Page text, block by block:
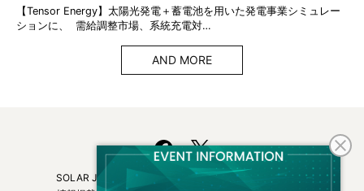
【Tensor Energy】太陽光発電＋蓄電池を用いた発電事業シミュレー
ションに、 需給調整市場、系統充電対…
AND MORE
SOLAR JOURNALについて
フリーマガジンはこちら